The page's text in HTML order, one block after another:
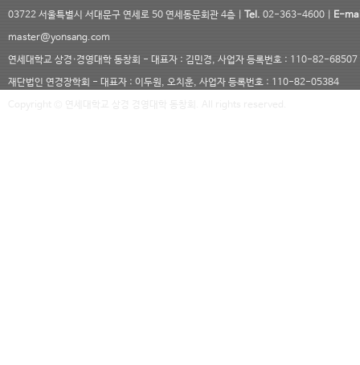
03722 서울특별시 서대문구 연세로 50 연세동문회관 4층 |
Tel. 02-363-4600 | E-
master@yonsang.com
연세대학교 상경·경영대학 동창회 - 대표자 : 김민경, 사업자 등록번호 : 110-82-68507
재단법인 연경장학회 - 대표자 : 이두원, 오치훈, 사업자 등록번호 : 110-82-05384